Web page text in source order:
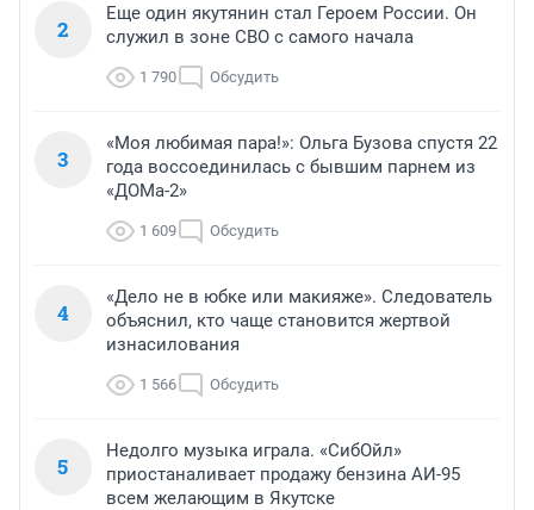
2
Еще один якутянин стал Героем России. Он
служил в зоне СВО с самого начала
1 790 Обсудить
3
«Моя любимая пара!»: Ольга Бузова спустя 22
года воссоединилась с бывшим парнем из
«ДОМа-2»
1 609 Обсудить
4
«Дело не в юбке или макияже». Следователь
объяснил, кто чаще становится жертвой
изнасилования
1 566 Обсудить
5
Недолго музыка играла. «СибОйл»
приостаналивает продажу бензина АИ-95
всем желающим в Якутске